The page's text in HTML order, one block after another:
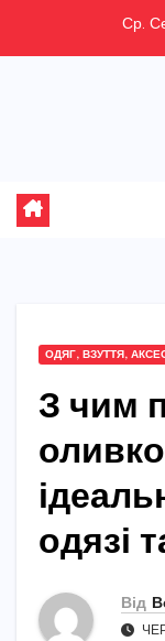
Ср.
ОДЯГ, ВЗУТТЯ,
З чим
одязі
Від